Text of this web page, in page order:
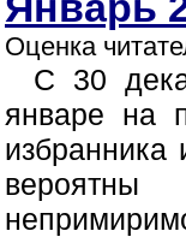
Оценка
С 30
январе на
вероятны